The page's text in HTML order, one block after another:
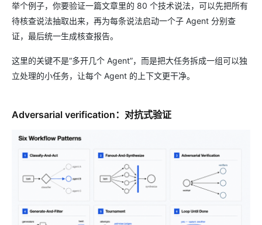
举个例子，你要验证一篇文章里的 80 个技术说法，可以先把所有
待核查说法抽取出来，再为每条说法启动一个子 Agent 分别查
证，最后统一生成核查报告。
这里的关键不是“多开几个 Agent”，而是把大任务拆成一组可以独
立处理的小任务，让每个 Agent 的上下文更干净。
Adversarial verification：对抗式验证